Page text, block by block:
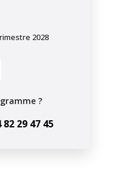
2028
?
82 29 47 45